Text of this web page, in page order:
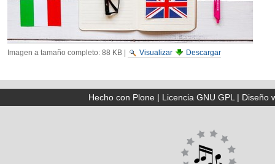
Imagen a tamaño completo: 88 KB| Visualizar Descargar
Hecho con Plone| Licencia GNU GPL| Diseño